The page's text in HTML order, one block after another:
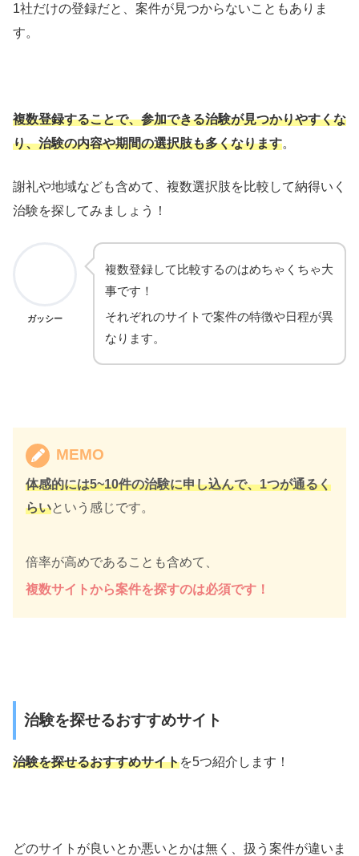
1社だけの登録だと、案件が見つからないこともありま
す。
複数登録することで、参加できる治験が見つかりやすくな
り、治験の内容や期間の選択肢も多くなります。
謝礼や地域なども含めて、複数選択肢を比較して納得いく
治験を探してみましょう！
ガッシー
複数登録して比較するのはめちゃくちゃ大
事です！
それぞれのサイトで案件の特徴や日程が異
なります。
MEMO
体感的には5~10件の治験に申し込んで、1つが通るく
らいという感じです。
倍率が高めであることも含めて、
複数サイトから案件を探すのは必須です！
治験を探せるおすすめサイト
治験を探せるおすすめサイトを5つ紹介します！
どのサイトが良いとか悪いとかは無く、扱う案件が違いま